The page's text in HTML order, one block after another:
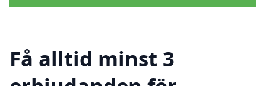
Få alltid minst 3